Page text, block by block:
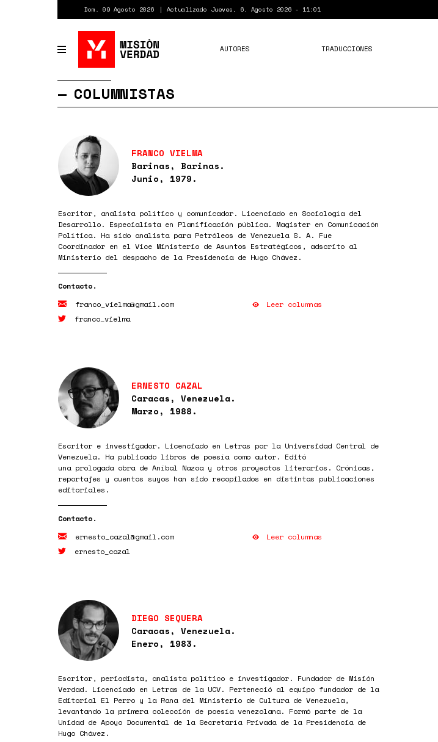
Dom. 09 Agosto 2026 Actualizado Jueves, 6. Agosto 2026 - 11:01
Toggle
navigation
AUTORES TRADUCCIONES
COLUMNISTAS
FRANCO VIELMA
Barinas, Barinas.
Junio, 1979.
Escritor, analista político y comunicador. Licenciado en Sociología del
Desarrollo. Especialista en Planificación pública. Magister en Comunicación
Política. Ha sido analista para Petróleos de Venezuela S. A. Fue
Coordinador en el Vice Ministerio de Asuntos Estratégicos, adscrito al
Ministerio del despacho de la Presidencia de Hugo Chávez.
franco_vielma@gmail.com
franco_vielma
Leer columnas
ERNESTO CAZAL
Caracas, Venezuela.
Marzo, 1988.
Escritor e investigador. Licenciado en Letras por la Universidad Central de
Venezuela. Ha publicado libros de poesía como autor. Editó
una prologada obra de Aníbal Nazoa y otros proyectos literarios. Crónicas,
reportajes y cuentos suyos han sido recopilados en distintas publicaciones
editoriales.
ernesto_cazal@gmail.com
ernesto_cazal
Leer columnas
DIEGO SEQUERA
Caracas, Venezuela.
Enero, 1983.
Escritor, periodista, analista político e investigador. Fundador de Misión
Verdad. Licenciado en Letras de la UCV. Perteneció al equipo fundador de la
Editorial El Perro y la Rana del Ministerio de Cultura de Venezuela,
levantando la primera colección de poesía venezolana. Formó parte de la
Unidad de Apoyo Documental de la Secretaría Privada de la Presidencia de
Hugo Chávez.